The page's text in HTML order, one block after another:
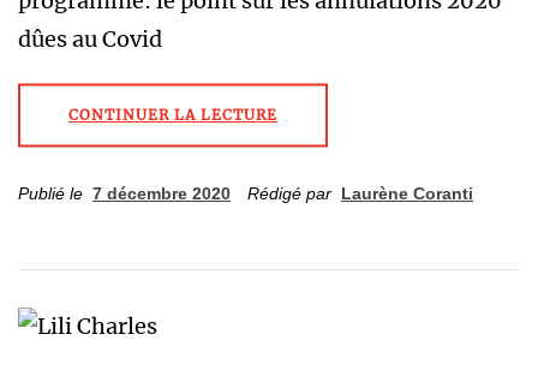
dûes au Covid
CONTINUER LA LECTURE
Publié le 7 décembre 2020 Rédigé par Laurène Coranti